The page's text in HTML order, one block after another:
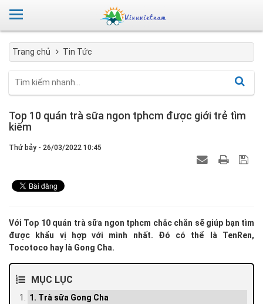
Trang chủ Tin Tức
Top 10 quán trà sữa ngon tphcm được giới trẻ tìm
kiếm
Thứ bảy - 26/03/2022 10:45
Với Top 10 quán trà sữa ngon tphcm chắc chắn sẽ giúp bạn tìm
được khẩu vị hợp với mình nhất. Đó có thể là TenRen,
Tocotoco hay là Gong Cha.
MỤC LỤC
1. Trà sữa Gong Cha